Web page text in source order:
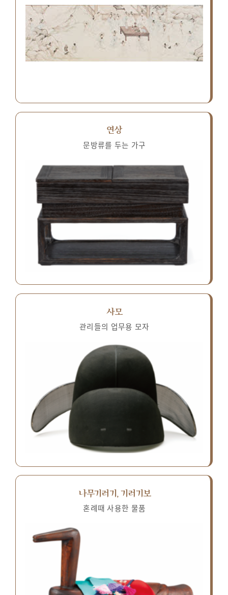
연상
문방류를 두는 가구
사모
관리들의 업무용 모자
나무기러기, 기러기보
혼례때 사용한 물품